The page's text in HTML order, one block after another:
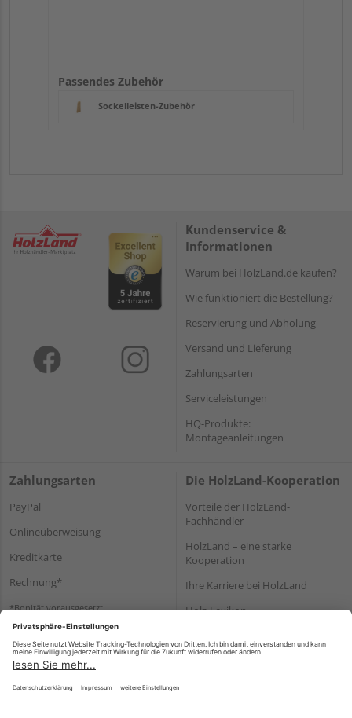
Passendes Zubehör
Sockelleisten-Zubehör
Kundenservice &
Informationen
Warum bei HolzLand.de kaufen?
Wie funktioniert die Bestellung?
Reservierung und Abholung
Versand und Lieferung
Zahlungsarten
Serviceleistungen
HQ-Produkte:
Montageanleitungen
Zahlungsarten
PayPal
Onlineüberweisung
Kreditkarte
Rechnung*
*Bonität vorausgesetzt
Die HolzLand-Kooperation
Vorteile der HolzLand-
Fachhändler
HolzLand – eine starke
Kooperation
Ihre Karriere bei HolzLand
Holz-Lexikon